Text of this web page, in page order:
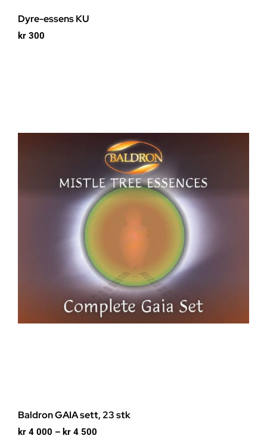
Dyre-essens KU
kr 300
Baldron GAIA sett, 23 stk
kr 4 000 – kr 4 500